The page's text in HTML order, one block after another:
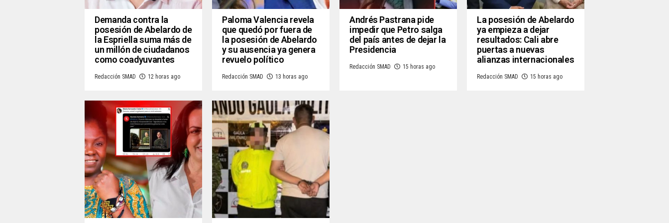
Demanda contra la
posesión de Abelardo de
la Espriella suma más de
un millón de ciudadanos
como coadyuvantes
Redacción SMAD 12 horas ago
Paloma Valencia revela
que quedó por fuera de
la posesión de Abelardo
y su ausencia ya genera
revuelo político
Redacción SMAD 13 horas ago
Andrés Pastrana pide
impedir que Petro salga
del país antes de dejar la
Presidencia
Redacción SMAD 15 horas ago
La posesión de Abelardo
ya empieza a dejar
resultados: Cali abre
puertas a nuevas
alianzas internacionales
Redacción SMAD 15 horas ago